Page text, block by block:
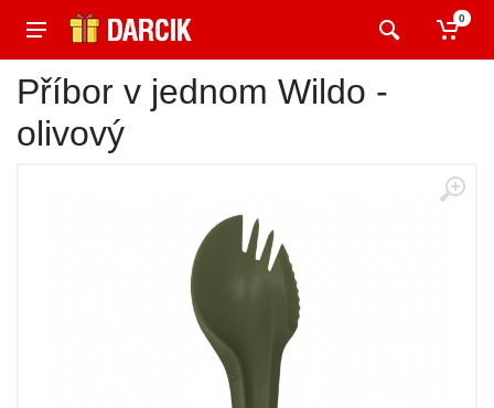
0
Příbor v jednom Wildo -
olivový